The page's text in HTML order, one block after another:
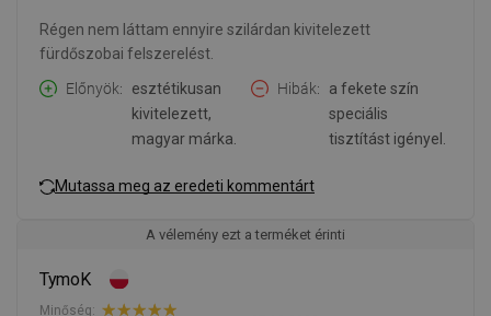
Régen nem láttam ennyire szilárdan kivitelezett
fürdőszobai felszerelést.
Előnyök
esztétikusan
kivitelezett,
magyar márka.
Hibák
a fekete szín
speciális
tisztítást igényel.
Mutassa meg az eredeti kommentárt
A vélemény ezt a terméket érinti
TymoK
Minőség: